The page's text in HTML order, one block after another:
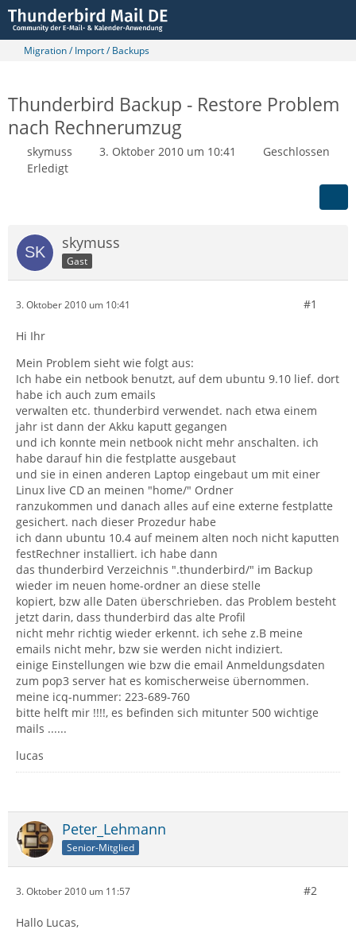
Migration / Import / Backups
Thunderbird Backup - Restore Problem
nach Rechnerumzug
skymuss 3. Oktober 2010 um 10:41
Geschlossen
Erledigt
skymuss
Gast
3. Oktober 2010 um 10:41 #1
Hi Ihr
Mein Problem sieht wie folgt aus:
Ich habe ein netbook benutzt, auf dem ubuntu 9.10 lief. dort
habe ich auch zum emails
verwalten etc. thunderbird verwendet. nach etwa einem
jahr ist dann der Akku kaputt gegangen
und ich konnte mein netbook nicht mehr anschalten. ich
habe darauf hin die festplatte ausgebaut
und sie in einen anderen Laptop eingebaut um mit einer
Linux live CD an meinen "home/" Ordner
ranzukommen und danach alles auf eine externe festplatte
gesichert. nach dieser Prozedur habe
ich dann ubuntu 10.4 auf meinem alten noch nicht kaputten
festRechner installiert. ich habe dann
das thunderbird Verzeichnis ".thunderbird/" im Backup
wieder im neuen home-ordner an diese stelle
kopiert, bzw alle Daten überschrieben. das Problem besteht
jetzt darin, dass thunderbird das alte Profil
nicht mehr richtig wieder erkennt. ich sehe z.B meine
emails nicht mehr, bzw sie werden nicht indiziert.
einige Einstellungen wie bzw die email Anmeldungsdaten
zum pop3 server hat es komischerweise übernommen.
meine icq-nummer: 223-689-760
bitte helft mir !!!!, es befinden sich mitunter 500 wichtige
mails ......
lucas
Peter_Lehmann
Senior-Mitglied
3. Oktober 2010 um 11:57 #2
Hallo Lucas,